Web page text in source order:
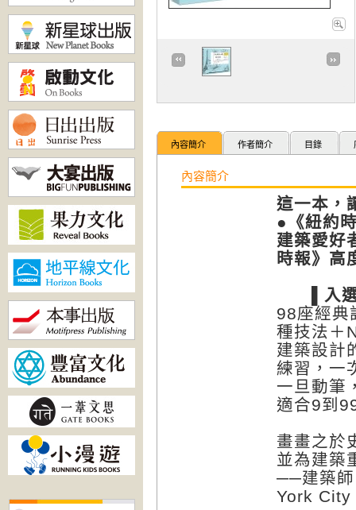
內容簡介 作者簡介 目錄
內容簡介
這一本，
●《紐約
建築愛好
時報》高
▌入選
98座經典
種技法＋
建築設計
練習，一
一旦動筆
適合9到
畫畫之於
並為建築
──建築
York City